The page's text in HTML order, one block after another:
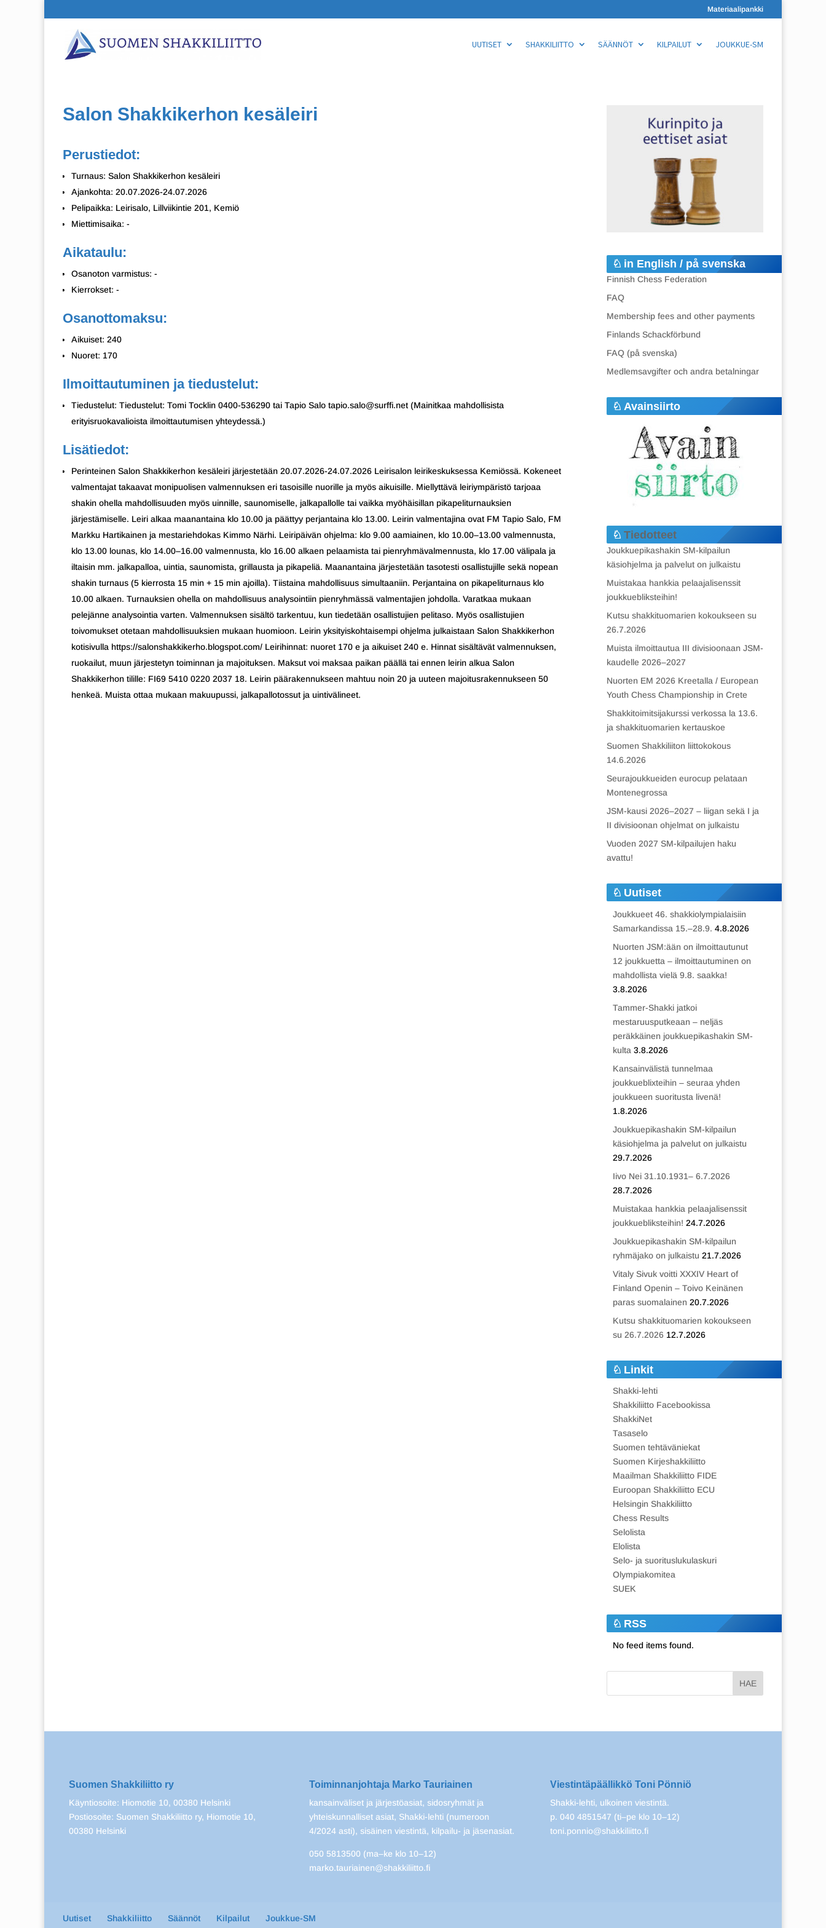
Materiaalipankki
UUTISET SHAKKILIITTO SÄÄNNÖT KILPAILUT JOUKKUE-SM
Salon Shakkikerhon kesäleiri
Perustiedot:
Turnaus: Salon Shakkikerhon kesäleiri
Ajankohta: 20.07.2026-24.07.2026
Pelipaikka: Leirisalo, Lillviikintie 201, Kemiö
Miettimisaika: -
Aikataulu:
Osanoton varmistus: -
Kierrokset: -
Osanottomaksu:
Aikuiset: 240
Nuoret: 170
Ilmoittautuminen ja tiedustelut:
Tiedustelut: Tiedustelut: Tomi Tocklin 0400-536290 tai Tapio Salo tapio.salo@surffi.net (Mainitkaa mahdollisista
erityisruokavalioista ilmoittautumisen yhteydessä.)
Lisätiedot:
Perinteinen Salon Shakkikerhon kesäleiri järjestetään 20.07.2026-24.07.2026 Leirisalon leirikeskuksessa Kemiössä. Kokeneet
valmentajat takaavat monipuolisen valmennuksen eri tasoisille nuorille ja myös aikuisille. Miellyttävä leiriympäristö tarjoaa
shakin ohella mahdollisuuden myös uinnille, saunomiselle, jalkapallolle tai vaikka myöhäisillan pikapeliturnauksien
järjestämiselle. Leiri alkaa maanantaina klo 10.00 ja päättyy perjantaina klo 13.00. Leirin valmentajina ovat FM Tapio Salo, FM
Markku Hartikainen ja mestariehdokas Kimmo Närhi. Leiripäivän ohjelma: klo 9.00 aamiainen, klo 10.00–13.00 valmennusta,
klo 13.00 lounas, klo 14.00–16.00 valmennusta, klo 16.00 alkaen pelaamista tai pienryhmävalmennusta, klo 17.00 välipala ja
iltaisin mm. jalkapalloa, uintia, saunomista, grillausta ja pikapeliä. Maanantaina järjestetään tasotesti osallistujille sekä nopean
shakin turnaus (5 kierrosta 15 min + 15 min ajoilla). Tiistaina mahdollisuus simultaaniin. Perjantaina on pikapeliturnaus klo
10.00 alkaen. Turnauksien ohella on mahdollisuus analysointiin pienryhmässä valmentajien johdolla. Varatkaa mukaan
pelejänne analysointia varten. Valmennuksen sisältö tarkentuu, kun tiedetään osallistujien pelitaso. Myös osallistujien
toivomukset otetaan mahdollisuuksien mukaan huomioon. Leirin yksityiskohtaisempi ohjelma julkaistaan Salon Shakkikerhon
kotisivulla https://salonshakkikerho.blogspot.com/ Leirihinnat: nuoret 170 e ja aikuiset 240 e. Hinnat sisältävät valmennuksen,
ruokailut, muun järjestetyn toiminnan ja majoituksen. Maksut voi maksaa paikan päällä tai ennen leirin alkua Salon
Shakkikerhon tilille: FI69 5410 0220 2037 18. Leirin päärakennukseen mahtuu noin 20 ja uuteen majoitusrakennukseen 50
henkeä. Muista ottaa mukaan makuupussi, jalkapallotossut ja uintivälineet.
in English / på svenska
Finnish Chess Federation
FAQ
Membership fees and other payments
Finlands Schackförbund
FAQ (på svenska)
Medlemsavgifter och andra betalningar
Avainsiirto
Tiedotteet
Joukkuepikashakin SM-kilpailun
käsiohjelma ja palvelut on julkaistu
Muistakaa hankkia pelaajalisenssit
joukkuebliksteihin!
Kutsu shakkituomarien kokoukseen su
26.7.2026
Muista ilmoittautua III divisioonaan JSM-
kaudelle 2026–2027
Nuorten EM 2026 Kreetalla / European
Youth Chess Championship in Crete
Shakkitoimitsijakurssi verkossa la 13.6.
ja shakkituomarien kertauskoe
Suomen Shakkiliiton liittokokous
14.6.2026
Seurajoukkueiden eurocup pelataan
Montenegrossa
JSM-kausi 2026–2027 – liigan sekä I ja
II divisioonan ohjelmat on julkaistu
Vuoden 2027 SM-kilpailujen haku
avattu!
Uutiset
Joukkueet 46. shakkiolympialaisiin
Samarkandissa 15.–28.9. 4.8.2026
Nuorten JSM:ään on ilmoittautunut
12 joukkuetta – ilmoittautuminen on
mahdollista vielä 9.8. saakka!
3.8.2026
Tammer-Shakki jatkoi
mestaruusputkeaan – neljäs
peräkkäinen joukkuepikashakin SM-
kulta 3.8.2026
Kansainvälistä tunnelmaa
joukkueblixteihin – seuraa yhden
joukkueen suoritusta livenä!
1.8.2026
Joukkuepikashakin SM-kilpailun
käsiohjelma ja palvelut on julkaistu
29.7.2026
Iivo Nei 31.10.1931– 6.7.2026
28.7.2026
Muistakaa hankkia pelaajalisenssit
joukkuebliksteihin! 24.7.2026
Joukkuepikashakin SM-kilpailun
ryhmäjako on julkaistu 21.7.2026
Vitaly Sivuk voitti XXXIV Heart of
Finland Openin – Toivo Keinänen
paras suomalainen 20.7.2026
Kutsu shakkituomarien kokoukseen
su 26.7.2026 12.7.2026
Linkit
Shakki-lehti
Shakkiliitto Facebookissa
ShakkiNet
Tasaselo
Suomen tehtäväniekat
Suomen Kirjeshakkiliitto
Maailman Shakkiliitto FIDE
Euroopan Shakkiliitto ECU
Helsingin Shakkiliitto
Chess Results
Selolista
Elolista
Selo- ja suorituslukulaskuri
Olympiakomitea
SUEK
RSS
No feed items found.
Suomen Shakkiliitto ry
Käyntiosoite: Hiomotie 10, 00380 Helsinki
Postiosoite: Suomen Shakkiliitto ry, Hiomotie 10,
00380 Helsinki
Toiminnanjohtaja Marko Tauriainen
kansainväliset ja järjestöasiat, sidosryhmät ja
yhteiskunnalliset asiat, Shakki-lehti (numeroon
4/2024 asti), sisäinen viestintä, kilpailu- ja jäsenasiat.
050 5813500 (ma–ke klo 10–12)
marko.tauriainen@shakkiliitto.fi
Viestintäpäällikkö Toni Pönniö
Shakki-lehti, ulkoinen viestintä.
p. 040 4851547 (ti–pe klo 10–12)
toni.ponnio@shakkiliitto.fi
Uutiset Shakkiliitto Säännöt Kilpailut Joukkue-SM